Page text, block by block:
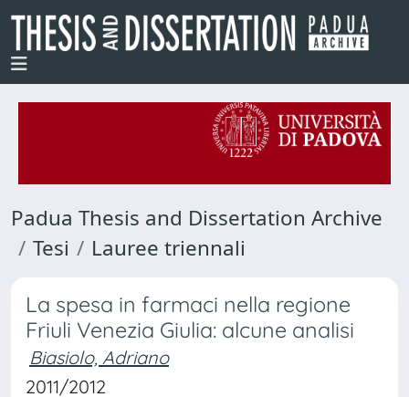
Padua Thesis and Dissertation Archive
Tesi
Lauree triennali
La spesa in farmaci nella regione
Friuli Venezia Giulia: alcune analisi
Biasiolo, Adriano
2011/2012